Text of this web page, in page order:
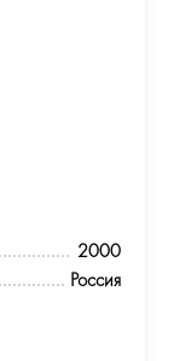
2000
Россия